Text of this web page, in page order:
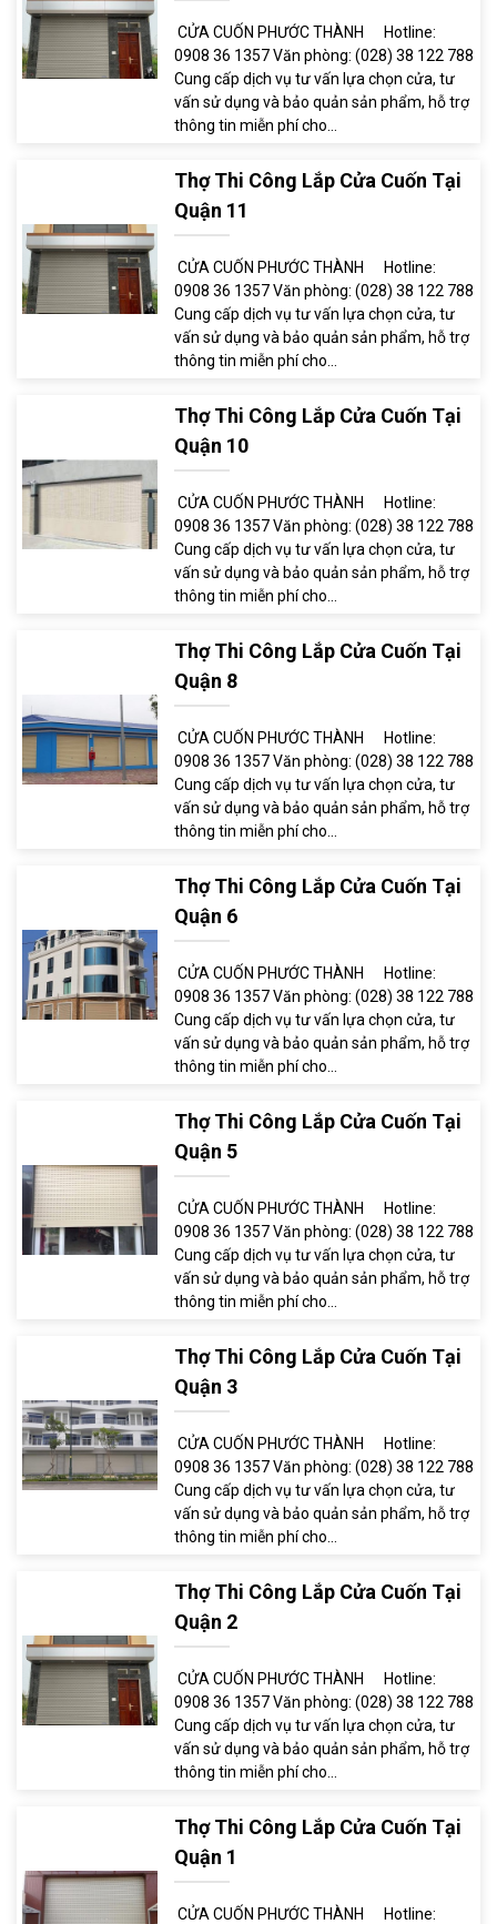
CỬA CUỐN PHƯỚC THÀNH Hotline:
0908 36 1357 Văn phòng: (028) 38 122 788
Cung cấp dịch vụ tư vấn lựa chọn cửa, tư
vấn sử dụng và bảo quản sản phẩm, hỗ trợ
thông tin miễn phí cho...
Thợ Thi Công Lắp Cửa Cuốn Tại
Quận 11
CỬA CUỐN PHƯỚC THÀNH Hotline:
0908 36 1357 Văn phòng: (028) 38 122 788
Cung cấp dịch vụ tư vấn lựa chọn cửa, tư
vấn sử dụng và bảo quản sản phẩm, hỗ trợ
thông tin miễn phí cho...
Thợ Thi Công Lắp Cửa Cuốn Tại
Quận 10
CỬA CUỐN PHƯỚC THÀNH Hotline:
0908 36 1357 Văn phòng: (028) 38 122 788
Cung cấp dịch vụ tư vấn lựa chọn cửa, tư
vấn sử dụng và bảo quản sản phẩm, hỗ trợ
thông tin miễn phí cho...
Thợ Thi Công Lắp Cửa Cuốn Tại
Quận 8
CỬA CUỐN PHƯỚC THÀNH Hotline:
0908 36 1357 Văn phòng: (028) 38 122 788
Cung cấp dịch vụ tư vấn lựa chọn cửa, tư
vấn sử dụng và bảo quản sản phẩm, hỗ trợ
thông tin miễn phí cho...
Thợ Thi Công Lắp Cửa Cuốn Tại
Quận 6
CỬA CUỐN PHƯỚC THÀNH Hotline:
0908 36 1357 Văn phòng: (028) 38 122 788
Cung cấp dịch vụ tư vấn lựa chọn cửa, tư
vấn sử dụng và bảo quản sản phẩm, hỗ trợ
thông tin miễn phí cho...
Thợ Thi Công Lắp Cửa Cuốn Tại
Quận 5
CỬA CUỐN PHƯỚC THÀNH Hotline:
0908 36 1357 Văn phòng: (028) 38 122 788
Cung cấp dịch vụ tư vấn lựa chọn cửa, tư
vấn sử dụng và bảo quản sản phẩm, hỗ trợ
thông tin miễn phí cho...
Thợ Thi Công Lắp Cửa Cuốn Tại
Quận 3
CỬA CUỐN PHƯỚC THÀNH Hotline:
0908 36 1357 Văn phòng: (028) 38 122 788
Cung cấp dịch vụ tư vấn lựa chọn cửa, tư
vấn sử dụng và bảo quản sản phẩm, hỗ trợ
thông tin miễn phí cho...
Thợ Thi Công Lắp Cửa Cuốn Tại
Quận 2
CỬA CUỐN PHƯỚC THÀNH Hotline:
0908 36 1357 Văn phòng: (028) 38 122 788
Cung cấp dịch vụ tư vấn lựa chọn cửa, tư
vấn sử dụng và bảo quản sản phẩm, hỗ trợ
thông tin miễn phí cho...
Thợ Thi Công Lắp Cửa Cuốn Tại
Quận 1
CỬA CUỐN PHƯỚC THÀNH Hotline: